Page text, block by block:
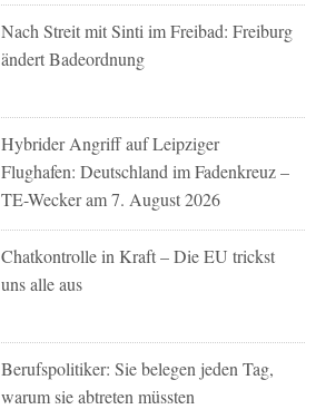
Nach Streit mit Sinti im Freibad: Freiburg
ändert Badeordnung
Hybrider Angriff auf Leipziger
Flughafen: Deutschland im Fadenkreuz –
TE-Wecker am 7. August 2026
Chatkontrolle in Kraft – Die EU trickst
uns alle aus
Berufspolitiker: Sie belegen jeden Tag,
warum sie abtreten müssten